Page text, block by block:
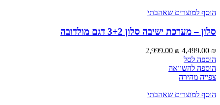
הוסף למוצרים שאהבתי
סלון – מערכת ישיבה סלון 3+2 דגם מולדובה
4,499.00₪
2,999.00 ₪
הוספה לסל
הוספה להשוואה
צפייה מהירה
הוסף למוצרים שאהבתי